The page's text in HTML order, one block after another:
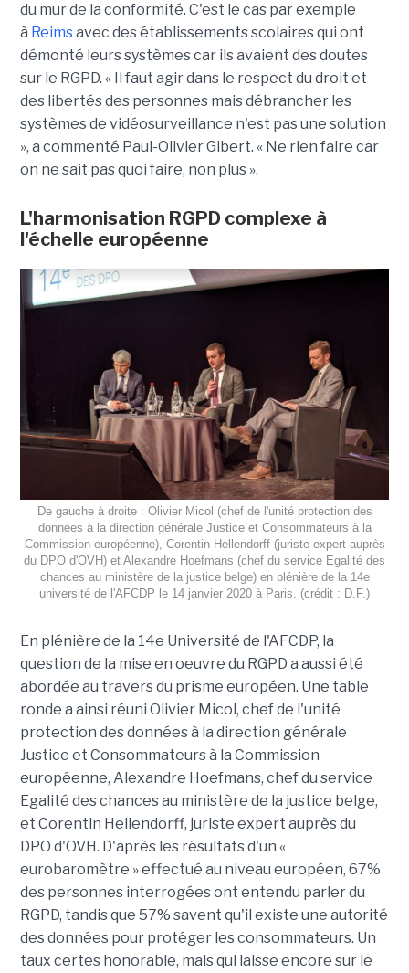
du mur de la conformité. C'est le cas par exemple
à Reimsavec des établissements scolaires qui ont
démonté leurs systèmes car ils avaient des doutes
sur le RGPD. « Il faut agir dans le respect du droit et
des libertés des personnes mais débrancher les
systèmes de vidéosurveillance n'est pas une solution
», a commenté Paul-Olivier Gibert. « Ne rien faire car
on ne sait pas quoi faire, non plus ».
L'harmonisation RGPD complexe à
l'échelle européenne
De gauche à droite : Olivier Micol (chef de l'unité protection des
données à la direction générale Justice et Consommateurs à la
Commission européenne), Corentin Hellendorff (juriste expert auprès
du DPO d'OVH) et Alexandre Hoefmans (chef du service Egalité des
chances au ministère de la justice belge) en plénière de la 14e
université de l'AFCDP le 14 janvier 2020 à Paris. (crédit : D.F.)
En plénière de la 14e Université de l'AFCDP, la
question de la mise en oeuvre du RGPD a aussi été
abordée au travers du prisme européen. Une table
ronde a ainsi réuni Olivier Micol, chef de l'unité
protection des données à la direction générale
Justice et Consommateurs à la Commission
européenne, Alexandre Hoefmans, chef du service
Egalité des chances au ministère de la justice belge,
et Corentin Hellendorff, juriste expert auprès du
DPO d'OVH. D'après les résultats d'un «
eurobaromètre » effectué au niveau européen, 67%
des personnes interrogées ont entendu parler du
RGPD, tandis que 57% savent qu'il existe une autorité
des données pour protéger les consommateurs. Un
taux certes honorable, mais qui laisse encore sur le